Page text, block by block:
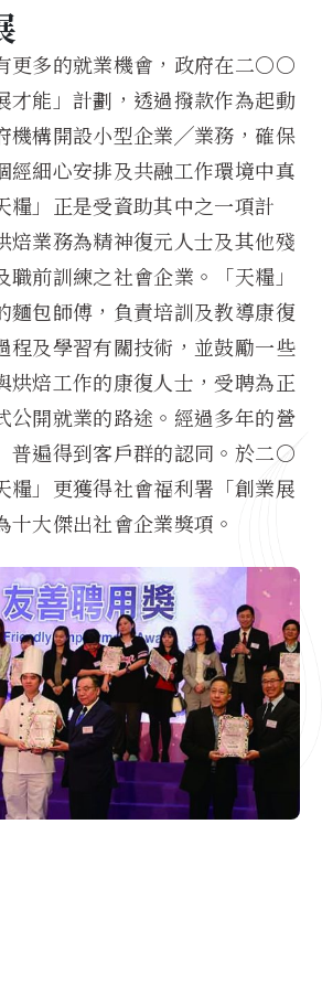
更多的就業機會，政府在二〇〇
才能」計劃，透過撥款作為起動
機構開設小型企業╱業務，確保
經細心安排及共融工作環境中真
糧」正是受資助其中之一項計
焙業務為精神復元人士及其他殘
前訓練之社會企業。「天糧」
麵包師傅，負責培訓及教導康復
程及學習有關技術，並鼓勵一些
烘焙工作的康復人士，受聘為正
公開就業的路途。經過多年的營
普遍得到客戶群的認同。於二〇
糧」更獲得社會福利署「創業展
十大傑出社會企業獎項。